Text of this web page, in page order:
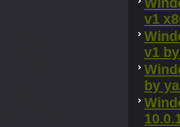
v1
v1
by